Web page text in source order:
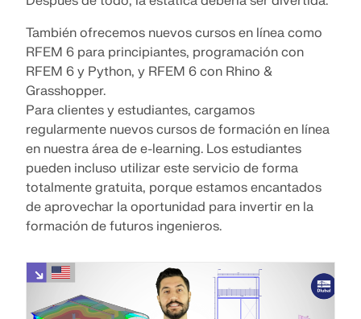
También ofrecemos nuevos cursos en línea como
RFEM 6 para principiantes, programación con
RFEM 6 y Python, y RFEM 6 con Rhino &
Grasshopper.
Para clientes y estudiantes, cargamos
regularmente nuevos cursos de formación en línea
en nuestra área de e-learning. Los estudiantes
pueden incluso utilizar este servicio de forma
totalmente gratuita, porque estamos encantados
de aprovechar la oportunidad para invertir en la
formación de futuros ingenieros.